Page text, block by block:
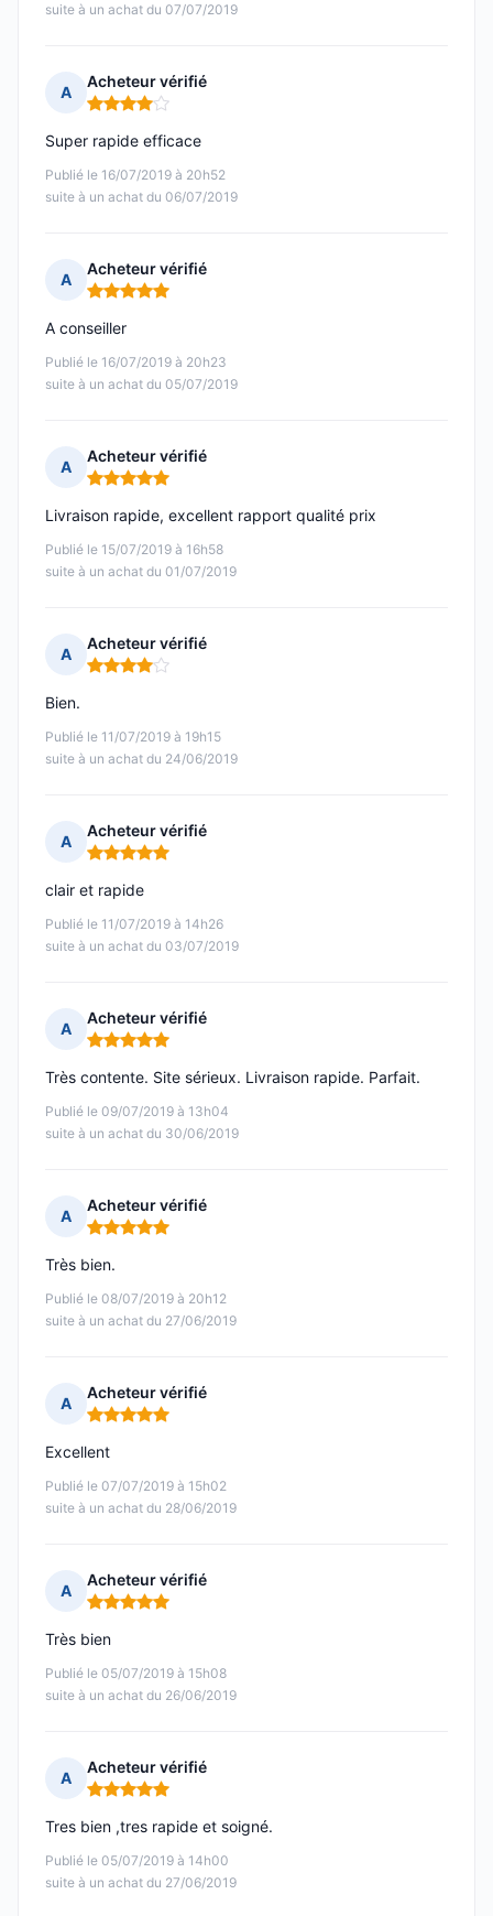
suite à un achat du 07/07/2019
A
Acheteur vérifié
Note : 4 sur 5
Publié le 16/07/2019 à 20h52
suite à un achat du 06/07/2019
Super rapide efficace
A
Acheteur vérifié
Note : 5 sur 5
Publié le 16/07/2019 à 20h23
suite à un achat du 05/07/2019
A conseiller
A
Acheteur vérifié
Note : 5 sur 5
Publié le 15/07/2019 à 16h58
suite à un achat du 01/07/2019
Livraison rapide, excellent rapport qualité prix
A
Acheteur vérifié
Note : 4 sur 5
Publié le 11/07/2019 à 19h15
suite à un achat du 24/06/2019
Bien.
A
Acheteur vérifié
Note : 5 sur 5
Publié le 11/07/2019 à 14h26
suite à un achat du 03/07/2019
clair et rapide
A
Acheteur vérifié
Note : 5 sur 5
Publié le 09/07/2019 à 13h04
suite à un achat du 30/06/2019
Très contente. Site sérieux. Livraison rapide. Parfait.
A
Acheteur vérifié
Note : 5 sur 5
Publié le 08/07/2019 à 20h12
suite à un achat du 27/06/2019
Très bien.
A
Acheteur vérifié
Note : 5 sur 5
Publié le 07/07/2019 à 15h02
suite à un achat du 28/06/2019
Excellent
A
Acheteur vérifié
Note : 5 sur 5
Publié le 05/07/2019 à 15h08
suite à un achat du 26/06/2019
Très bien
A
Acheteur vérifié
Note : 5 sur 5
Publié le 05/07/2019 à 14h00
suite à un achat du 27/06/2019
Tres bien ,tres rapide et soigné.